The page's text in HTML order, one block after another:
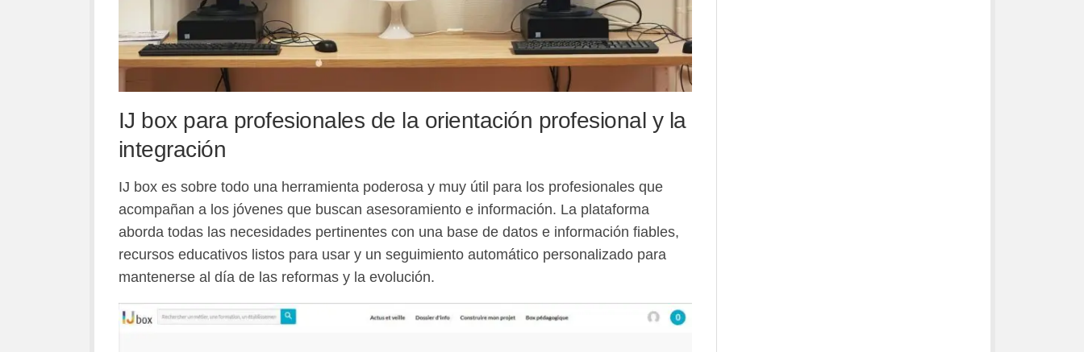
IJ box para profesionales de la orientación profesional y la
integración
IJ box es sobre todo una herramienta poderosa y muy útil para los profesionales que
acompañan a los jóvenes que buscan asesoramiento e información. La plataforma
aborda todas las necesidades pertinentes con una base de datos e información fiables,
recursos educativos listos para usar y un seguimiento automático personalizado para
mantenerse al día de las reformas y la evolución.